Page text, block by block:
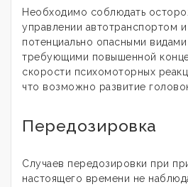
Необходимо соблюдать
управлении автотранспортом и
потенциально опасными видами
требующими повышенной
скорости психомоторных
что возможно развитие
Передозировка
Случаев передозировки при
настоящего времени не